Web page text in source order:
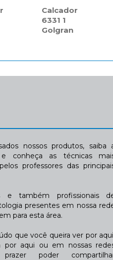
Calcador
6331 1
Golgran
nossos produtos, saiba
conheça as técnicas
professores das
e também profissionais
presentes em nossa
para esta área.
que você queira ver por
por aqui ou em nossas
poder